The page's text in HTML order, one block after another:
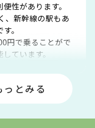
性があります。
、新幹線の駅もあ
。
円で乗ることがで
ています。
。JR「大久保
はじめとした買
も困りません。
とみる